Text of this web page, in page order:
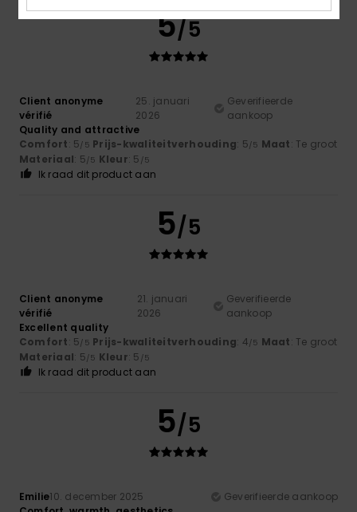
5/5
Client anonyme
vérifié
25. januari
2026
Geverifieerde
aankoop
Quality and attractive
Comfort: 5/5 Prijs-kwaliteitverhouding: 5/5 Maat: Te groot
Materiaal: 5/5 Kleur: 5 /5
Ik raad dit product aan
5/5
Client anonyme
vérifié
21. januari
2026
Geverifieerde
aankoop
Excellent quality
Comfort: 5/5 Prijs-kwaliteitverhouding: 4/5 Maat: Te groot
Materiaal: 5/5 Kleur: 5 /5
Ik raad dit product aan
5/5
Emilie10. december 2025
Geverifieerde aankoop